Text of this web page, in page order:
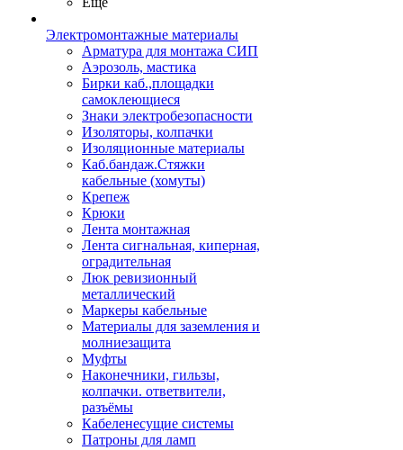
Электромонтажные материалы
Арматура для монтажа СИП
Аэрозоль, мастика
Бирки каб.,площадки
самоклеющиеся
Знаки электробезопасности
Изоляторы, колпачки
Изоляционные материалы
Каб.бандаж.Стяжки
кабельные (хомуты)
Крепеж
Крюки
Лента монтажная
Лента сигнальная, киперная,
оградительная
Люк ревизионный
металлический
Маркеры кабельные
Материалы для заземления и
молниезащита
Муфты
Наконечники, гильзы,
колпачки. ответвители,
разъёмы
Кабеленесущие системы
Патроны для ламп